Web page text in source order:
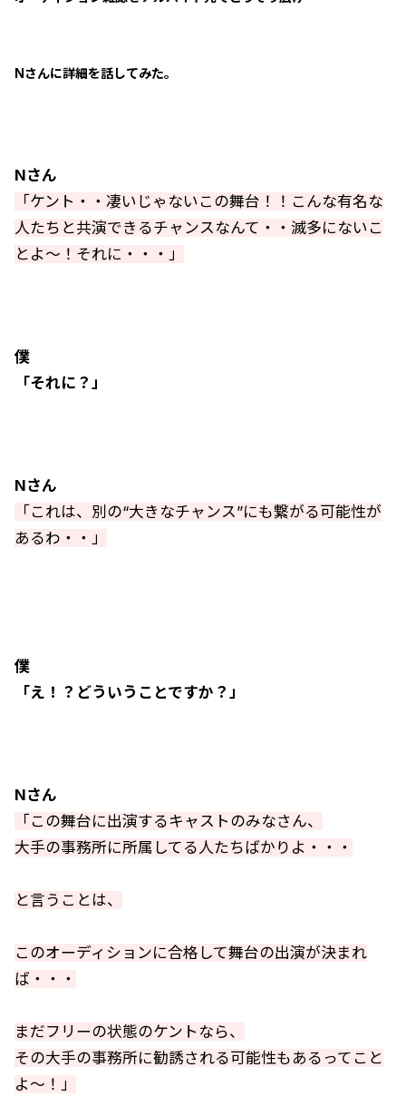
Nさんに詳細を話してみた。
Nさん
「ケント・・凄いじゃないこの舞台！！こんな有名な
人たちと共演できるチャンスなんて・・滅多にないこ
とよ～！それに・・・」
僕
「それに？」
Nさん
「これは、別の“大きなチャンス”にも繋がる可能性が
あるわ・・」
僕
「え！？どういうことですか？」
Nさん
「この舞台に出演するキャストのみなさん、
大手の事務所に所属してる人たちばかりよ・・・
と言うことは、
このオーディションに合格して舞台の出演が決まれ
ば・・・
まだフリーの状態のケントなら、
その大手の事務所に勧誘される可能性もあるってこと
よ～！」